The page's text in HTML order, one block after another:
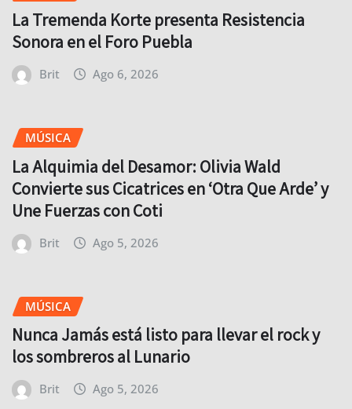
La Tremenda Korte presenta Resistencia
Sonora en el Foro Puebla
Brit Ago 6, 2026
MÚSICA
La Alquimia del Desamor: Olivia Wald
Convierte sus Cicatrices en ‘Otra Que Arde’ y
Une Fuerzas con Coti
Brit Ago 5, 2026
MÚSICA
Nunca Jamás está listo para llevar el rock y
los sombreros al Lunario
Brit Ago 5, 2026